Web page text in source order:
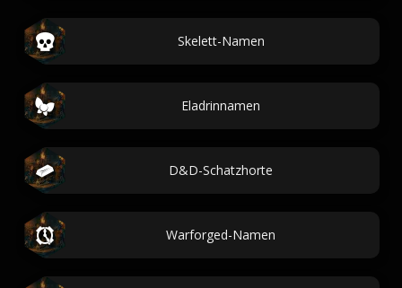
Skelett-Namen
Eladrinnamen
D&D-Schatzhorte
Warforged-Namen